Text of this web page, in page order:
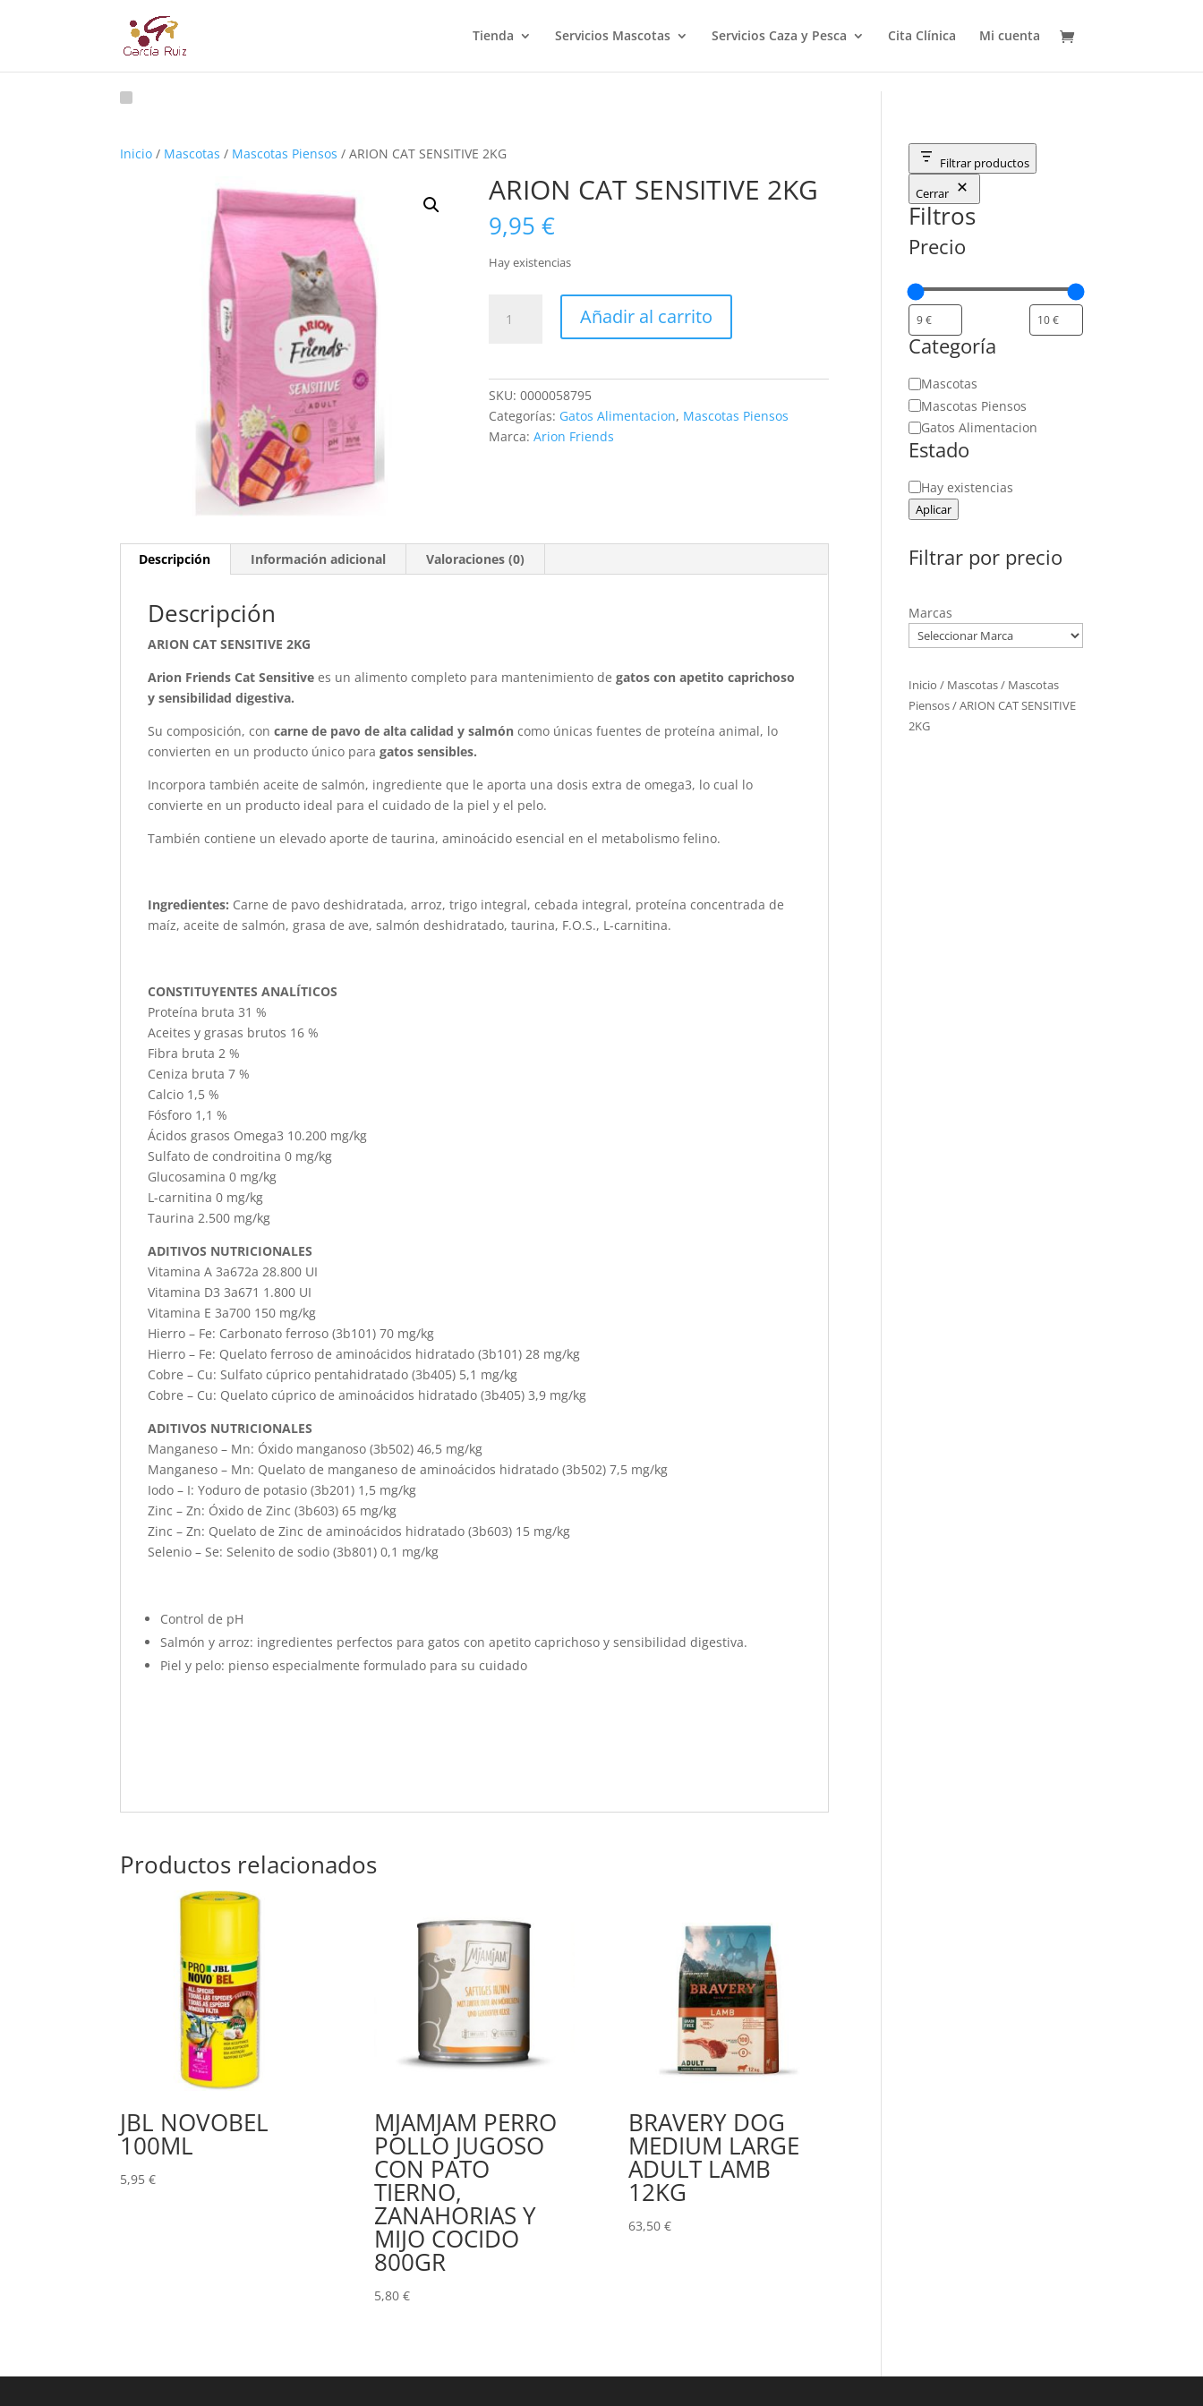
Tienda Servicios Mascotas Servicios Caza y Pesca Cita Clínica Mi cuenta
Inicio / Mascotas / Mascotas Piensos / ARION CAT SENSITIVE 2KG
ARION CAT SENSITIVE 2KG
9,95€
Hay existencias
CAT
Añadir al carrito
SKU:0000058795
Categorías: Gatos Alimentacion, Mascotas Piensos
Marca:Arion Friends
Descripción Información adicional Valoraciones (0)
Descripción
ARION CAT SENSITIVE 2KG
Arion Friends Cat Sensitivees un alimento completo para mantenimiento degatos con apetito caprichoso
y sensibilidad digestiva.
Su composición, concarne de pavo de alta calidad y salmón como únicas fuentes de proteína animal, lo
convierten en un producto único paragatos sensibles.
Incorpora también aceite de salmón, ingrediente que le aporta una dosis extra de omega3, lo cual lo
convierte en un producto ideal para el cuidado de la piel y el pelo.
También contiene un elevado aporte de taurina, aminoácido esencial en el metabolismo felino.
Ingredientes: Carne de pavo deshidratada, arroz, trigo integral, cebada integral, proteína concentrada de
maíz, aceite de salmón, grasa de ave, salmón deshidratado, taurina, F.O.S., L-carnitina.
CONSTITUYENTES ANALÍTICOS
Proteína bruta 31 %
Aceites y grasas brutos 16 %
Fibra bruta 2 %
Ceniza bruta 7 %
Calcio 1,5 %
Fósforo 1,1 %
Ácidos grasos Omega3 10.200 mg/kg
Sulfato de condroitina 0 mg/kg
Glucosamina 0 mg/kg
L-carnitina 0 mg/kg
Taurina 2.500 mg/kg
ADITIVOS NUTRICIONALES
Vitamina A 3a672a 28.800 UI
Vitamina D3 3a671 1.800 UI
Vitamina E 3a700 150 mg/kg
Hierro – Fe: Carbonato ferroso (3b101) 70 mg/kg
Hierro – Fe: Quelato ferroso de aminoácidos hidratado (3b101) 28 mg/kg
Cobre – Cu: Sulfato cúprico pentahidratado (3b405) 5,1 mg/kg
Cobre – Cu: Quelato cúprico de aminoácidos hidratado (3b405) 3,9 mg/kg
ADITIVOS NUTRICIONALES
Manganeso – Mn: Óxido manganoso (3b502) 46,5 mg/kg
Manganeso – Mn: Quelato de manganeso de aminoácidos hidratado (3b502) 7,5 mg/kg
Iodo – I: Yoduro de potasio (3b201) 1,5 mg/kg
Zinc – Zn: Óxido de Zinc (3b603) 65 mg/kg
Zinc – Zn: Quelato de Zinc de aminoácidos hidratado (3b603) 15 mg/kg
Selenio – Se: Selenito de sodio (3b801) 0,1 mg/kg
Control de pH
Salmón y arroz: ingredientes perfectos para gatos con apetito caprichoso y sensibilidad digestiva.
Piel y pelo: pienso especialmente formulado para su cuidado
Productos relacionados
JBL NOVOBEL
100ML
5,95€
MJAMJAM PERRO
POLLO JUGOSO
CON PATO
TIERNO,
ZANAHORIAS Y
MIJO COCIDO
800GR
5,80 €
BRAVERY DOG
MEDIUM LARGE
ADULT LAMB
12KG
63,50 €
Filtrar productos
Cerrar
Filtros
Precio
Categoría
Categoría
Mascotas
Mascotas Piensos
Gatos Alimentacion
Estado
Estado
Hay existencias
Aplicar
Filtrar por precio
Marcas
Inicio / Mascotas/ Mascotas
Piensos/ ARION CAT SENSITIVE
2KG